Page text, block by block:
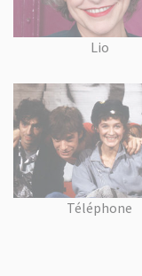
Lio
Téléphone